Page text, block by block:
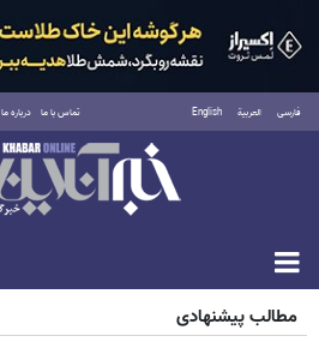
فارسی العربية English تماس با ما درباره ما
جمعه ۱۶ مرداد ۱۴۰۵
مطالب پیشنهادی